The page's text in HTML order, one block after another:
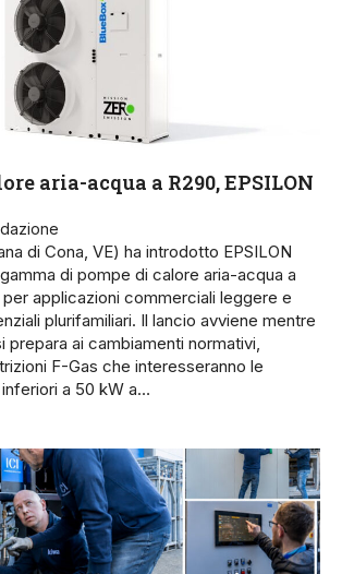
aria-acqua a R290, EPSILON
di Cona, VE) ha introdotto EPSILON
di pompe di calore aria-acqua a
applicazioni commerciali leggere e
plurifamiliari. Il lancio avviene mentre
prepara ai cambiamenti normativi,
F-Gas che interesseranno le
a 50 kW a…